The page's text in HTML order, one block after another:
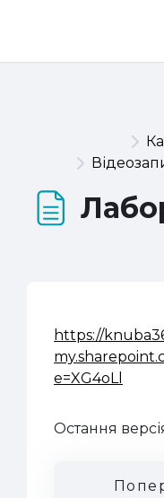
https://
e=XG4oLl
Остання